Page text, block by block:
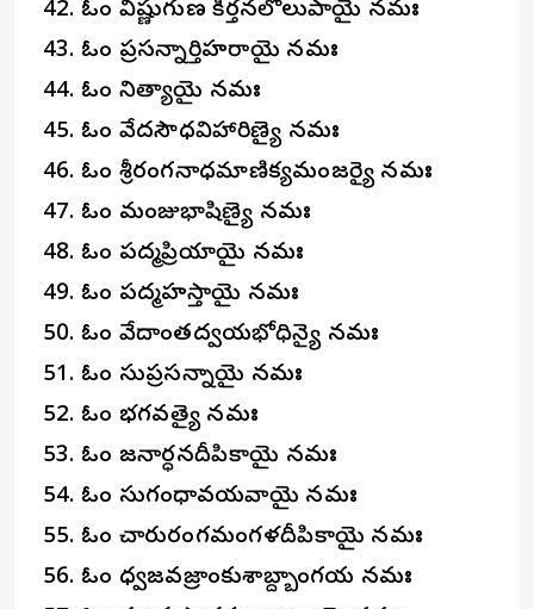
ఓం విష్ణుగుణ కీర్తనలోలుపాయై నమః
ఓం ప్రసన్నార్తిహరాయై నమః
ఓం నిత్యాయై నమః
ఓం వేదసౌధవిహారిణ్యై నమః
ఓం శ్రీరంగనాధమాణిక్యమంజర్యై నమః
ఓం మంజుభాషిణ్యై నమః
ఓం పద్మప్రియాయై నమః
ఓం పద్మహస్తాయై నమః
ఓం వేదాంతద్వయభోధిన్యై నమః
ఓం సుప్రసన్నాయై నమః
ఓం భగవత్యై నమః
ఓం జనార్ధనదీపికాయై నమః
ఓం సుగంధావయవాయై నమః
ఓం చారురంగమంగళదీపికాయై నమః
ఓం ధ్వజవజ్రాంకుశాబ్ద్బాంగయ నమః